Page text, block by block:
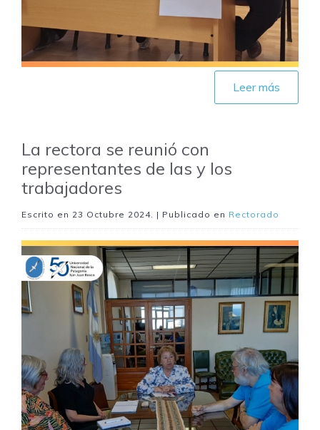
Leer más
La rectora se reunió con
representantes de las y los
trabajadores
Escrito en 23 Octubre 2024. | Publicado en Rectorado